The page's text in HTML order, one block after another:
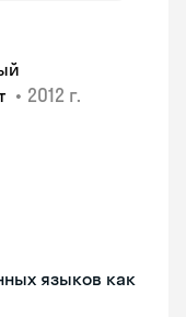
• 2012 г.
языков как